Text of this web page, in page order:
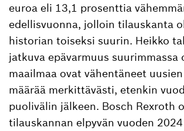
euroa eli 13,1 prosenttia
edellisvuonna, jolloin tilauskanta
historian toiseksi suurin. Heikko
jatkuva epävarmuus suurimmassa
maailmaa ovat vähentäneet
määrää merkittävästi, etenkin
puolivälin jälkeen. Bosch Rexroth
tilauskannan elpyvän vuoden 2024